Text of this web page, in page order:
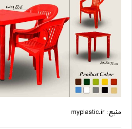
منبع: myplastic.ir